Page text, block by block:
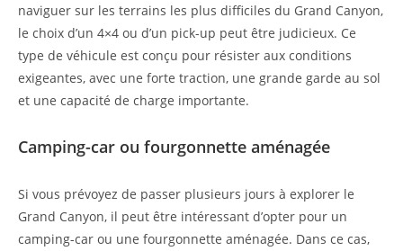
naviguer sur les terrains les plus difficiles du Grand Canyon,
le choix d’un 4×4 ou d’un pick-up peut être judicieux. Ce
type de véhicule est conçu pour résister aux conditions
exigeantes, avec une forte traction, une grande garde au sol
et une capacité de charge importante.
Camping-car ou fourgonnette aménagée
Si vous prévoyez de passer plusieurs jours à explorer le
Grand Canyon, il peut être intéressant d’opter pour un
camping-car ou une fourgonnette aménagée. Dans ce cas,